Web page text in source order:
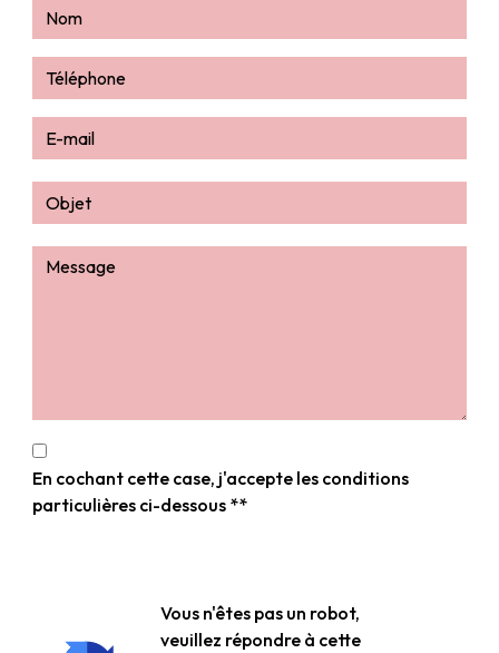
En cochant cette case, j'accepte les conditions
particulières ci-dessous **
Vous n'êtes pas un robot,
veuillez répondre à cette